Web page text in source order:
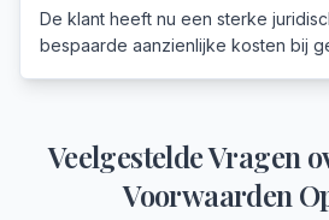
De klant heeft nu een sterke
bespaarde aanzienlijke kosten bij
Veelgestelde Vragen
Voorwaarden